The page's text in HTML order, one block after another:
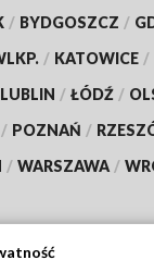
/ BYDGOSZCZ /
/ KATOWICE /
LUBLIN / ŁÓDŹ /
/ POZNAŃ /
/ WARSZAWA /